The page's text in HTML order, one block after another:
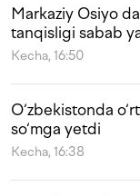
Markaziy Osiyo
tanqisligi sabab
Kecha, 16:50
O‘zbekistonda
so‘mga yetdi
Kecha, 16:38